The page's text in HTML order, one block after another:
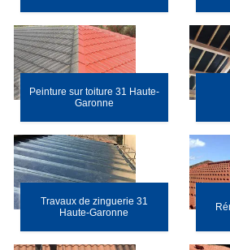
Peinture sur toiture 31 Haute-
Garonne
Travaux de zinguerie 31
Haute-Garonne